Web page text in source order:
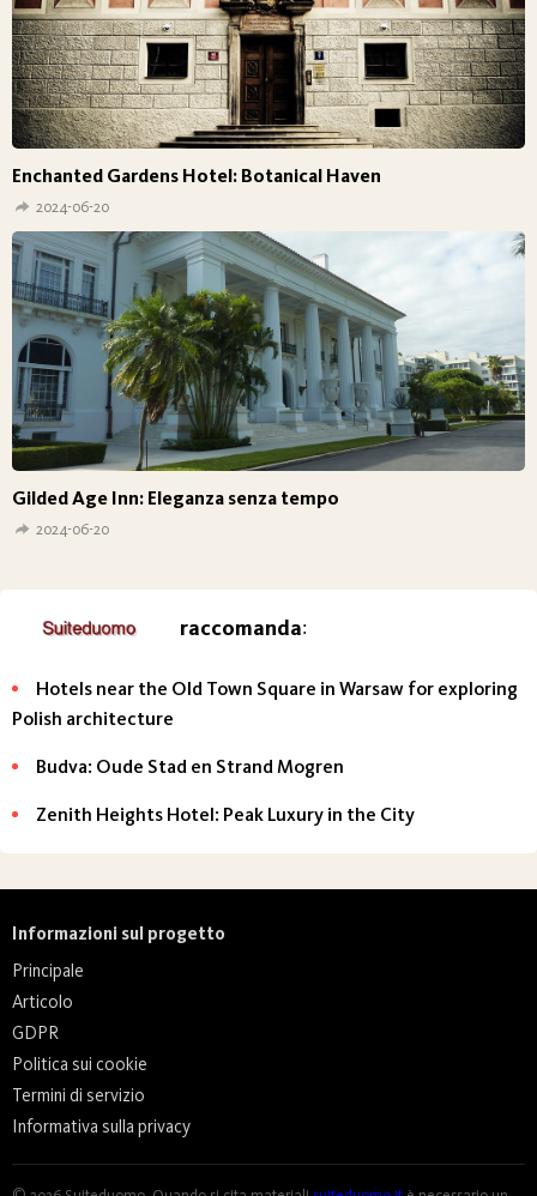
Enchanted Gardens Hotel: Botanical Haven
2024-06-20
Gilded Age Inn: Eleganza senza tempo
2024-06-20
raccomanda:
Hotels near the Old Town Square in Warsaw for exploring
Polish architecture
Budva: Oude Stad en Strand Mogren
Zenith Heights Hotel: Peak Luxury in the City
Informazioni sul progetto
Principale
Articolo
GDPR
Politica sui cookie
Termini di servizio
Informativa sulla privacy